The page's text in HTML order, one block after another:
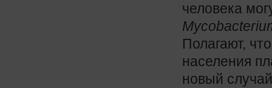
человека
Полагают,
населения
новый